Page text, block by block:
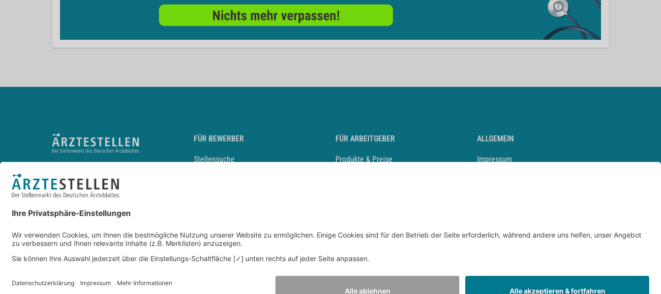
FÜR BEWERBER
Stellensuche
Durchsuchen Sie den Stellenkatalog
FÜR ARBEITGEBER
Produkte & Preise
ALLGEMEIN
Impressum